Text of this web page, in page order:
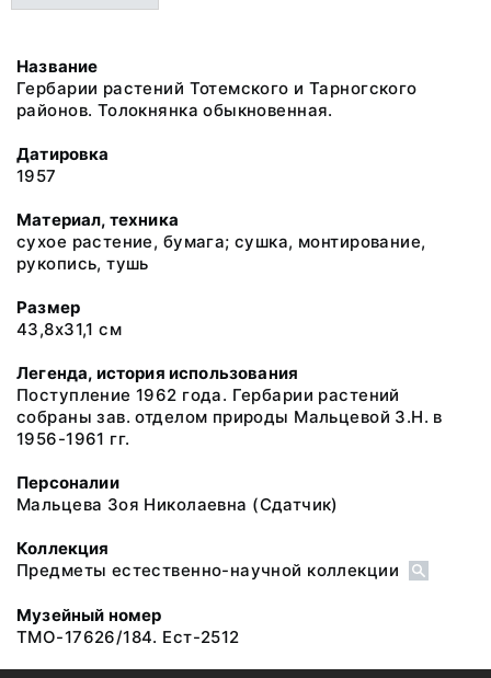
Название
Гербарии растений Тотемского и Тарногского
районов. Толокнянка обыкновенная.
Датировка
1957
Материал, техника
сухое растение, бумага; сушка, монтирование,
рукопись, тушь
Размер
43,8х31,1 см
Легенда, история использования
Поступление 1962 года. Гербарии растений
собраны зав. отделом природы Мальцевой З.Н. в
1956-1961 гг.
Персоналии
Мальцева Зоя Николаевна (Сдатчик)
Коллекция
Предметы естественно-научной коллекции
Музейный номер
ТМО-17626/184. Ест-2512